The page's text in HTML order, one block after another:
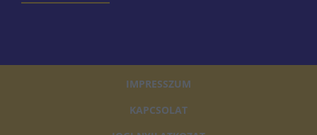
IMPRESSZUM
KAPCSOLAT